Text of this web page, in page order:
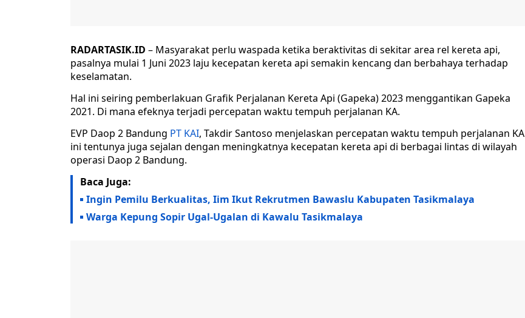
RADARTASIK.ID – Masyarakat perlu waspada ketika beraktivitas di sekitar area rel kereta api,
pasalnya mulai 1 Juni 2023 laju kecepatan kereta api semakin kencang dan berbahaya terhadap
keselamatan.
Hal ini seiring pemberlakuan Grafik Perjalanan Kereta Api (Gapeka) 2023 menggantikan Gapeka
2021. Di mana efeknya terjadi percepatan waktu tempuh perjalanan KA.
EVP Daop 2 Bandung PT KAI, Takdir Santoso menjelaskan percepatan waktu tempuh perjalanan KA
ini tentunya juga sejalan dengan meningkatnya kecepatan kereta api di berbagai lintas di wilayah
operasi Daop 2 Bandung.
Baca Juga:
Ingin Pemilu Berkualitas, Iim Ikut Rekrutmen Bawaslu Kabupaten Tasikmalaya
Warga Kepung Sopir Ugal-Ugalan di Kawalu Tasikmalaya